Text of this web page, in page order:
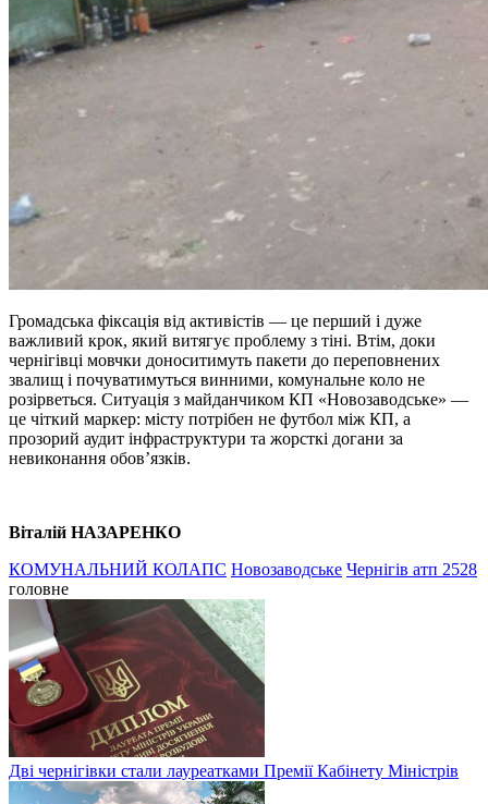
Громадська фіксація від активістів — це перший і дуже
важливий крок, який витягує проблему з тіні. Втім, доки
чернігівці мовчки доноситимуть пакети до переповнених
звалищ і почуватимуться винними, комунальне коло не
розірветься. Ситуація з майданчиком КП «Новозаводське» —
це чіткий маркер: місту потрібен не футбол між КП, а
прозорий аудит інфраструктури та жорсткі догани за
невиконання обов’язків.
Віталій НАЗАРЕНКО
КОМУНАЛЬНИЙ КОЛАПС Новозаводське Чернігів атп 2528
головне
Дві чернігівки стали лауреатками Премії Кабінету Міністрів